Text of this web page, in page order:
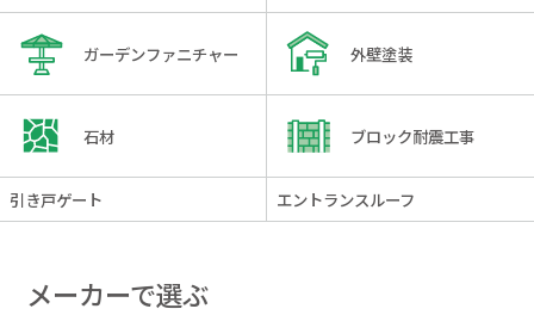
ガーデンファニチャー 外壁塗装
石材 ブロック耐震工事
引き戸ゲート エントランスルーフ
メーカーで選ぶ